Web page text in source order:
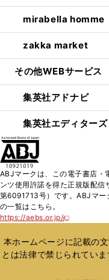
mirabella homme
zakka market
その他WEBサービス
集英社アドナビ
集英社エディター
ABJマークは、この電子書店・
ンツ使用許諾を得た正規版配
第6091713号）です。ABJマー
の一覧はこちら。
https://aebs.or.jp/
新
い
ウ
ィ
本ホームページに記載の
とは法律で禁じられてい